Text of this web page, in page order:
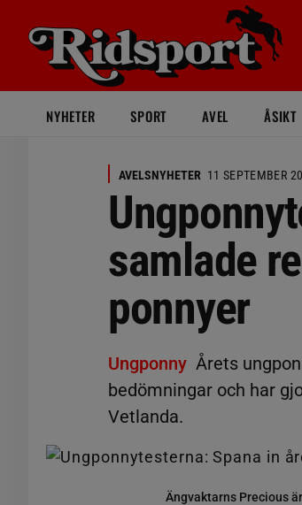
NYHETER SPORT AVEL ÅSIKT
AVELSNYHETER 11 SEPTEMBER
samlade
ponnyer
Ungponny Årets
bedömningar och har
Vetlanda.
Ängvaktarns Precious